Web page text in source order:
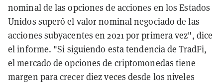
nominal de las opciones de acciones en los Estados
Unidos superó el valor nominal negociado de las
acciones subyacentes en 2021 por primera vez", dice
el informe. "Si siguiendo esta tendencia de TradFi,
el mercado de opciones de criptomonedas tiene
margen para crecer diez veces desde los niveles